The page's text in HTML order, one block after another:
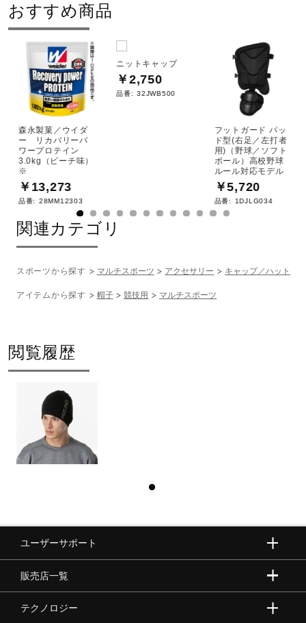
おすすめ商品
森永製菓／ウイダ
ー リカバリーパ
ワープロテイン
3.0kg（ピーチ味）
※
￥13,273
品番: 28MM12303
ニットキャップ
￥2,750
品番: 32JWB500
フットガード パッ
ド型(右足／左打者
用)（野球／ソフト
ボール）高校野球
ルール対応モデル
￥5,720
品番: 1DJLG034
関連カテゴリ
スポーツから探す マルチスポーツ アクセサリー キャップ／ハット
アイテムから探す 帽子 競技用 マルチスポーツ
閲覧履歴
ユーザーサポート
販売店一覧
テクノロジー